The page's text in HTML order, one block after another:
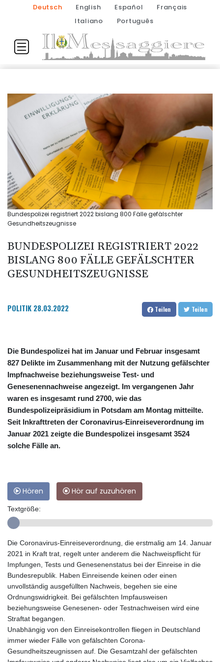
Deutsch English Español
Français
Italiano
Português
Bundespolizei registriert 2022 bislang 800 Fälle gefälschter
Gesundheitszeugnisse
BUNDESPOLIZEI REGISTRIERT 2022
BISLANG 800 FÄLLE GEFÄLSCHTER
GESUNDHEITSZEUGNISSE
POLITIK 28.03.2022 Teilen Teilen
Die Bundespolizei hat im Januar und Februar insgesamt
827 Delikte im Zusammenhang mit der Nutzung gefälschter
Impfnachweise beziehungsweise Test- und
Genesenennachweise angezeigt. Im vergangenen Jahr
waren es insgesamt rund 2700, wie das
Bundespolizeipräsidium in Potsdam am Montag mitteilte.
Seit Inkrafttreten der Coronavirus-Einreiseverordnung im
Januar 2021 zeigte die Bundespolizei insgesamt 3524
solche Fälle an.
Hören Hör auf zuzuhören
Textgröße:
Die Coronavirus-Einreiseverordnung, die erstmalig am 14. Januar
2021 in Kraft trat, regelt unter anderem die Nachweispflicht für
Impfungen, Tests und Genesenenstatus bei der Einreise in die
Bundesrepublik. Haben Einreisende keinen oder einen
unvollständig ausgefüllten Nachweis, begehen sie eine
Ordnungswidrigkeit. Bei gefälschten Impfausweisen
beziehungsweise Genesenen- oder Testnachweisen wird eine
Straftat begangen.
Unabhängig von den Einreisekontrollen fliegen in Deutschland
immer wieder Fälle von gefälschten Corona-
Gesundheitszeugnissen auf. Die Gesamtzahl der gefälschten